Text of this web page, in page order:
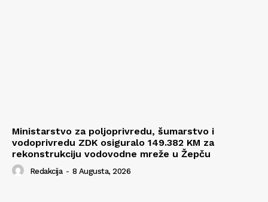
Ministarstvo za poljoprivredu, šumarstvo i
vodoprivredu ZDK osiguralo 149.382 KM za
rekonstrukciju vodovodne mreže u Žepču
Redakcija - 8 Augusta, 2026